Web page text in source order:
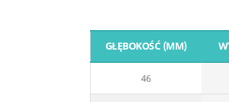
GŁĘBOKOŚĆ (MM)
46